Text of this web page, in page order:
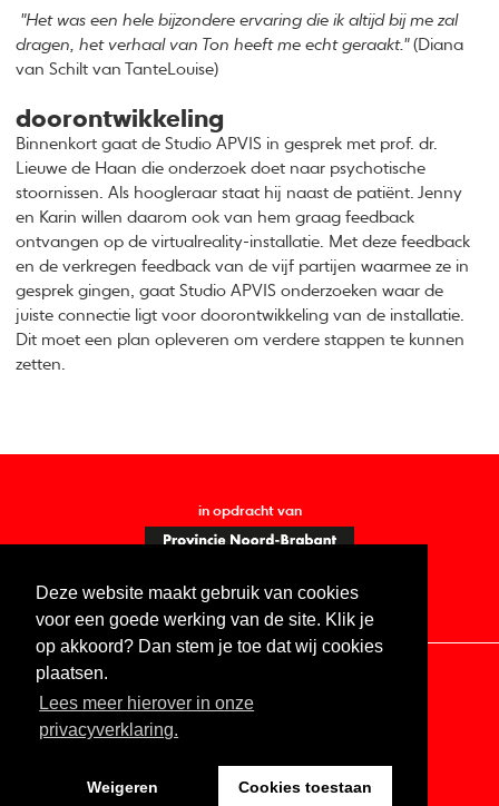
Deze website maakt gebruik van cookies
voor een goede werking van de site. Klik je
op akkoord? Dan stem je toe dat wij cookies
plaatsen.
Lees meer hierover in onze
privacyverklaring.
Weigeren Cookies toestaan
"Het was een hele bijzondere ervaring die ik altijd bij me zal
dragen, het verhaal van Ton heeft me echt geraakt."(Diana
van Schilt van TanteLouise)
doorontwikkeling
Binnenkort gaat de Studio APVIS in gesprek met prof. dr.
Lieuwe de Haan die onderzoek doet naar psychotische
stoornissen. Als hoogleraar staat hij naast de patiënt. Jenny
en Karin willen daarom ook van hem graag feedback
ontvangen op de virtualreality-installatie. Met deze feedback
en de verkregen feedback van de vijf partijen waarmee ze in
gesprek gingen, gaat Studio APVIS onderzoeken waar de
juiste connectie ligt voor doorontwikkeling van de installatie.
Dit moet een plan opleveren om verdere stappen te kunnen
zetten.
in opdracht van
Contact Vacatures ANBI
Digitale toegankelijkheid